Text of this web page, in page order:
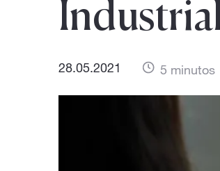
28.05.2021 5 minutos